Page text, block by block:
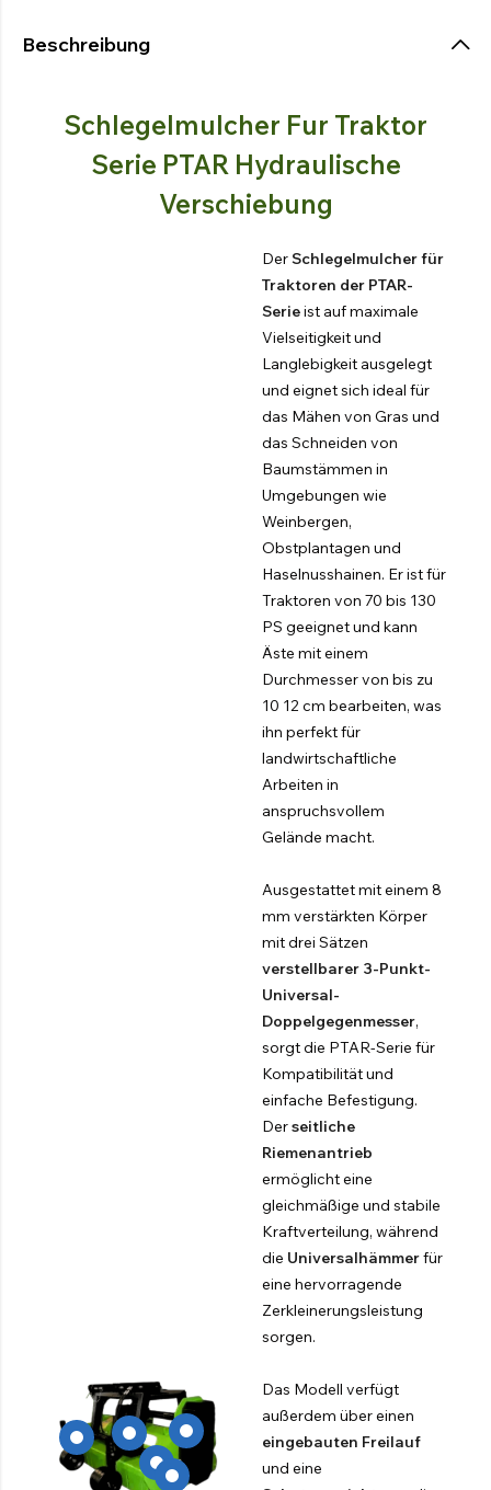
Beschreibung
Schlegelmulcher Fur Traktor
Serie PTAR Hydraulische
Verschiebung
DerSchlegelmulcher für
Traktoren der PTAR-
Serieist auf maximale
Vielseitigkeit und
Langlebigkeit ausgelegt
und eignet sich ideal für
das Mähen von Gras und
das Schneiden von
Baumstämmen in
Umgebungen wie
Weinbergen,
Obstplantagen und
Haselnusshainen. Er ist für
Traktoren von 70 bis 130
PS geeignet und kann
Äste mit einem
Durchmesser von bis zu
10 12 cm bearbeiten, was
ihn perfekt für
landwirtschaftliche
Arbeiten in
anspruchsvollem
Gelände macht.
Ausgestattet mit einem 8
mm verstärkten Körper
mit drei Sätzen
verstellbarer 3-Punkt-
Universal-
Doppelgegenmesser,
sorgt die PTAR-Serie für
Kompatibilität und
einfache Befestigung.
Derseitliche
Riemenantrieb
ermöglicht eine
gleichmäßige und stabile
Kraftverteilung, während
die Universalhämmerfür
eine hervorragende
Zerkleinerungsleistung
sorgen.
Das Modell verfügt
außerdem über einen
eingebauten Freilauf
und eine